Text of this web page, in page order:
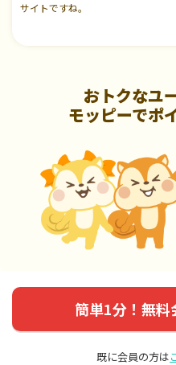
サイトですね。
おトクなユ
モッピーでポ
簡単1分！無料
既に会員の方は